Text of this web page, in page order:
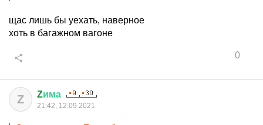
щас лишь бы уехать, наверное
хоть в багажном вагоне
0
Z Zима
21:42, 12.09.2021